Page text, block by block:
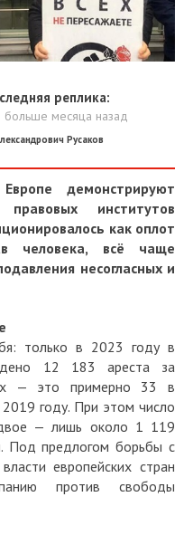
реплика:
больше месяца назад
Русаков
демонстрируют
институтов
как оплот
человека, всё чаще
несогласных и
только в 2023 году в
12 183 ареста за
— это примерно 33 в
году. При этом число
— лишь около 1 119
Под предлогом борьбы с
европейских стран
против свободы